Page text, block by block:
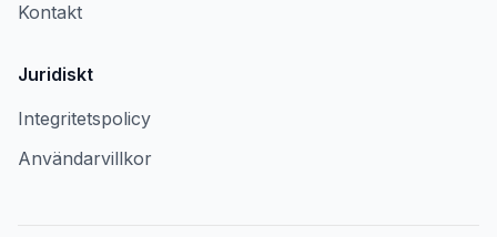
Kontakt
Juridiskt
Integritetspolicy
Användarvillkor